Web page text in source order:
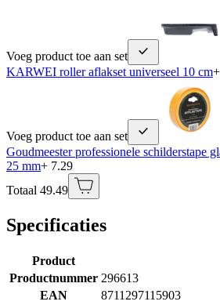
Voeg product toe aan set
KARWEI roller aflakset universeel 10 cm
Voeg product toe aan set
Goudmeester professionele schilderstape
25 mm+ 7.29
Totaal 49.49
Specificaties
Product
Productnummer 296613
EAN
8711297115903